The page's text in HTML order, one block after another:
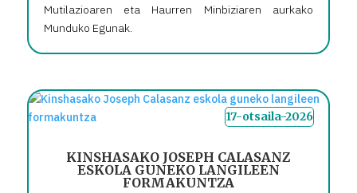
Mutilazioaren eta Haurren Minbiziaren aurkako
Munduko Egunak.
KINSHASAKO JOSEPH CALASANZ
ESKOLA GUNEKO LANGILEEN
FORMAKUNTZA
17-otsaila-2026